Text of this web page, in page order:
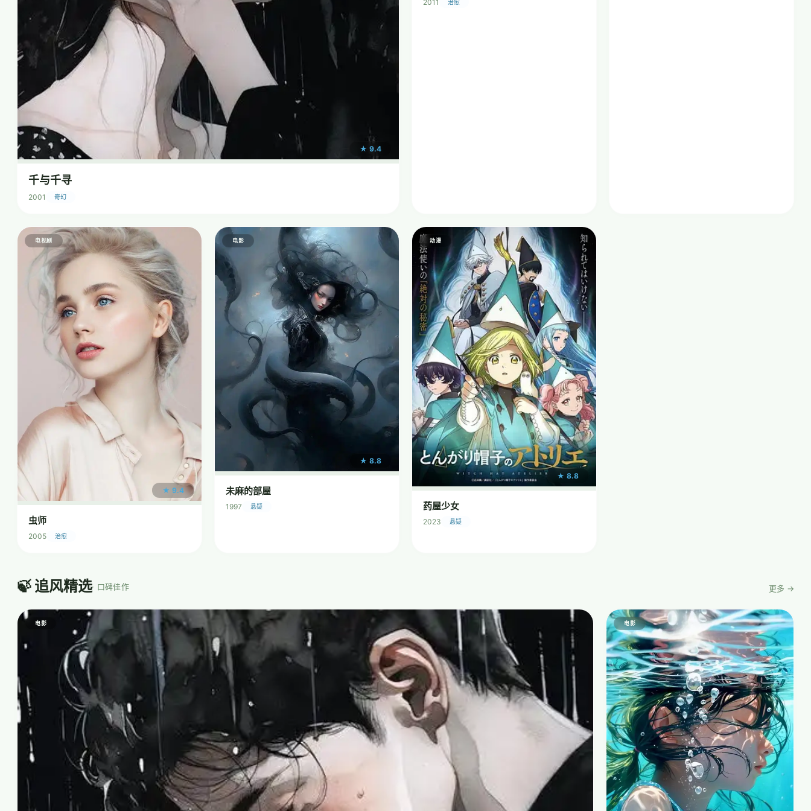
★ 9.4
千与千寻
2001 奇幻
2011 治愈
电视剧
★ 9.4
虫师
2005 治愈
电影
★ 8.8
未麻的部屋
1997 悬疑
动漫
★ 8.8
药屋少女
2023 悬疑
🍃 追风精选· 口碑佳作 更多 →
电影 电影